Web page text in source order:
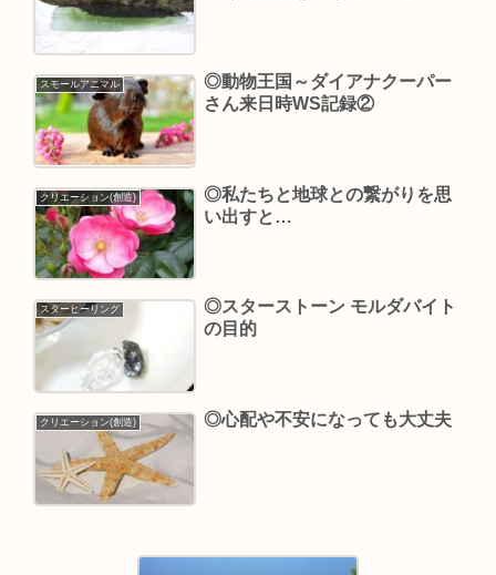
スモールアニマル
◎動物王国～ダイアナクーパー
さん来日時WS記録②
クリエーション(創造)
◎私たちと地球との繋がりを思
い出すと…
スターヒーリング
◎スターストーン モルダバイト
の目的
クリエーション(創造) ◎心配や不安になっても大丈夫